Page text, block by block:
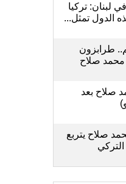
لبنان: تركيا
الدول تمثل...
طرابزون
صلاح
صلاح بعد
صلاح يتربع